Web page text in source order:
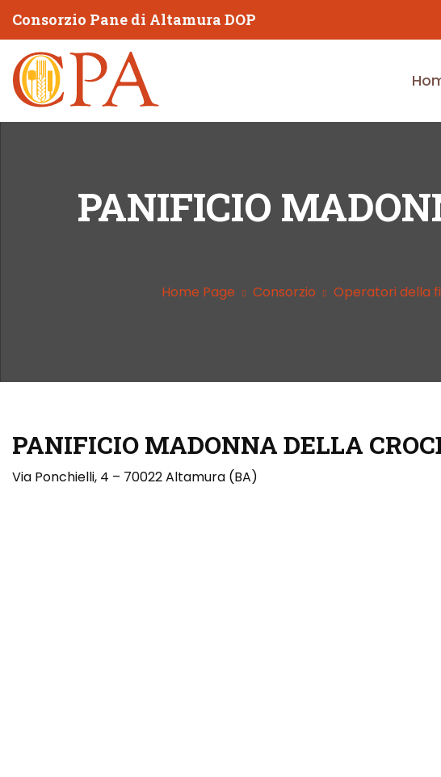
Consorzio Pane di Altamura DOP
PANIFICIO
Home Page Consorzio Operatori della
PANIFICIO MADONNA DELLA
Via Ponchielli, 4 – 70022 Altamura (BA)